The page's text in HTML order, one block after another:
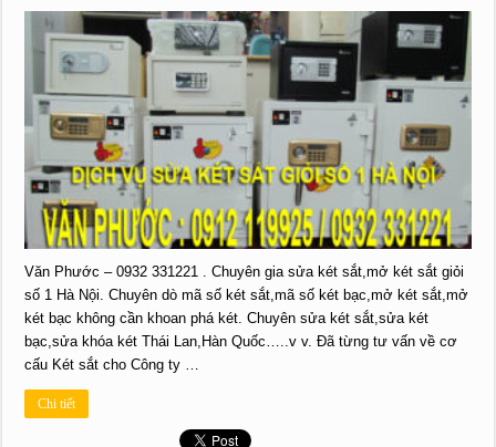
Văn Phước – 0932 331221 . Chuyên gia sửa két sắt,mở két sắt giỏi
số 1 Hà Nội. Chuyên dò mã số két sắt,mã số két bạc,mở két sắt,mở
két bạc không cần khoan phá két. Chuyên sửa két sắt,sửa két
bạc,sửa khóa két Thái Lan,Hàn Quốc…..v v. Đã từng tư vấn về cơ
cấu Két sắt cho Công ty …
Chi tiết